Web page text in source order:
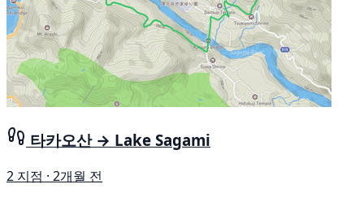
타카오산 → Lake Sagami
2 지점 · 2개월 전